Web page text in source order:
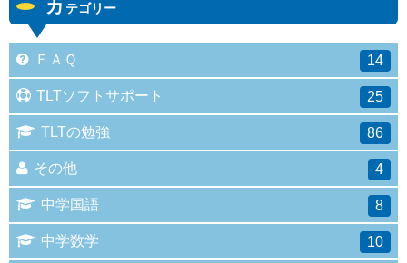
カ テゴリー
ＦＡＱ 14
TLTソフトサポート 25
TLTの勉強 86
その他 4
中学国語 8
中学数学 10